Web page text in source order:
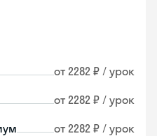
от 2282 ₽ / урок
от 2282 ₽ / урок
от 2282 ₽ / урок